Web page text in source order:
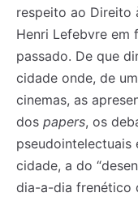
respeito ao Direito
Henri Lefebvre em
passado. De que
cidade onde, de
cinemas, as
dos papers, os
pseudointelectuais
cidade, a do
dia-a-dia frenético